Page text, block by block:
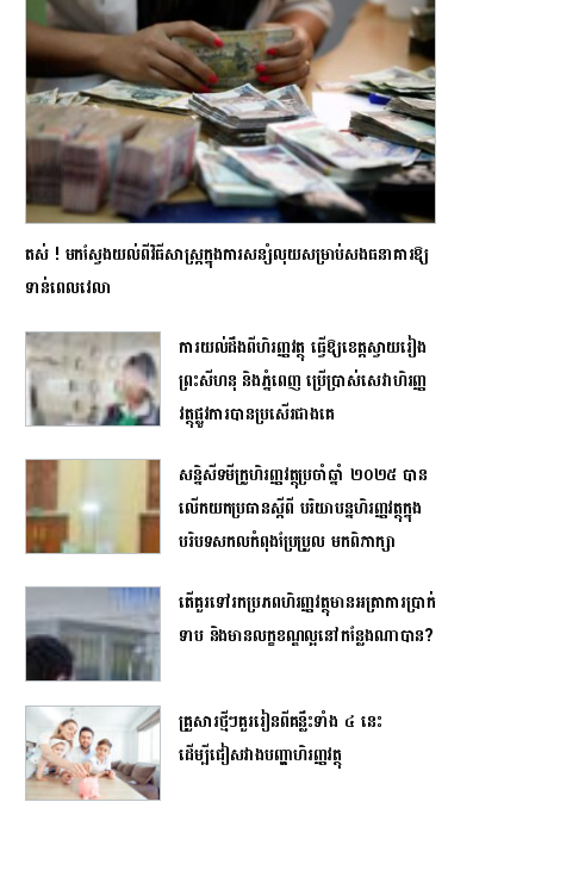
តស់ ! មកស្វែងយល់ពីវិធីសាស្ត្រក្នុងការសន្សំលុយសម្រាប់សងធនាគារឱ្យ
ទាន់ពេលវេលា
ការយល់ដឹងពីហិរញ្ញវត្ថុ ធ្វើឱ្យខេត្តស្វាយរៀង
ព្រះសីហនុ និងភ្នំពេញ ប្រើប្រាស់សេវាហិរញ្ញ
វត្ថុផ្លូវការបានប្រសើរជាងគេ
សន្និសីទ​មីក្រូហិរញ្ញវត្ថុ​ប្រចាំឆ្នាំ ២០២៥ បាន
លើក​យក​ប្រធាន​ស្តីពី បរិយាបន្ន​ហិរញ្ញវត្ថុក្នុង​
បរិបទសកលកំពុង​ប្រែប្រួល​ មក​ពិភាក្សា​
តើគួរទៅរកប្រភពហិរញ្ញវត្ថុមានអត្រាការប្រាក់
ទាប និងមានលក្ខខណ្ឌល្អនៅកន្លែងណាបាន?
គ្រួសារថ្មីៗគួររៀនពីគន្លឹះទាំង ៤ នេះ
ដើម្បីជៀសវាងបញ្ហាហិរញ្ញវត្ថុ​